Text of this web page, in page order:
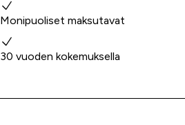
Monipuoliset maksutavat
30 vuoden kokemuksella